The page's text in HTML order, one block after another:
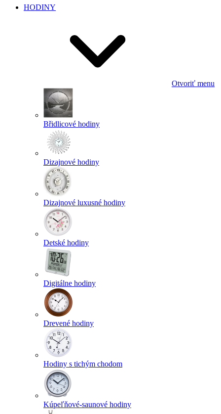
HODINY
Otvoriť menu
Břidlicové hodiny
Dizajnové hodiny
Dizajnové luxusné hodiny
Detské hodiny
Digitálne hodiny
Drevené hodiny
Hodiny s tichým chodom
Kúpeľňové-saunové hodiny